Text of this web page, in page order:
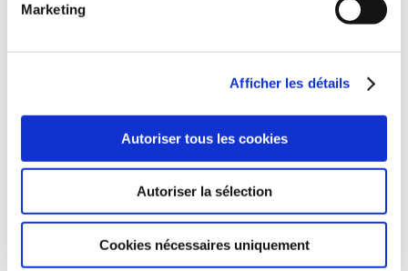
Marketing
Afficher les détails
Autoriser tous les cookies
Autoriser la sélection
Cookies nécessaires uniquement
Sébastien HURTEL
AU SON DE LA
TROMPETTE
10€16
(0 avis)
Sébastien HURTEL
LE COEUR
CONNECTÉ
28€00